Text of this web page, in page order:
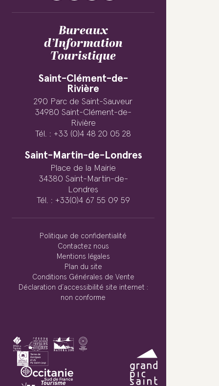
Bureaux
d’Information
Touristique
Saint-Clément-de-
Rivière
290 Parc de Saint-Sauveur
34980 Saint-Clément-de-
Rivière
Tél. : +33 (0)4 48 20 05 28
Saint-Martin-de-Londres
Place de la Mairie
34380 Saint-Martin-de-
Londres
Tél. : +33(0)4 67 55 09 59
Politique de confidentialité
Contactez nous
Mentions légales
Plan du site
Conditions Générales de Vente
Déclaration d’accessibilité site internet :
non conforme